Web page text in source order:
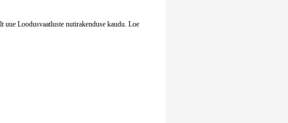
uue Loodusvaatluste nutirakenduse kaudu. Loe